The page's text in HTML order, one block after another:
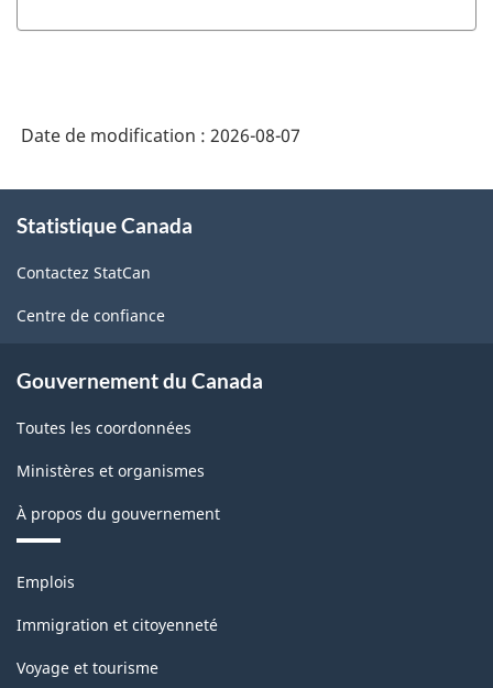
Date de modification : 2026-08-07
propos
ce
site
Statistique Canada
Contactez StatCan
Centre de confiance
Gouvernement du Canada
Toutes les coordonnées
Ministères et organismes
À propos du gouvernement
Thèmes
sujets
Emplois
Immigration et citoyenneté
Voyage et tourisme